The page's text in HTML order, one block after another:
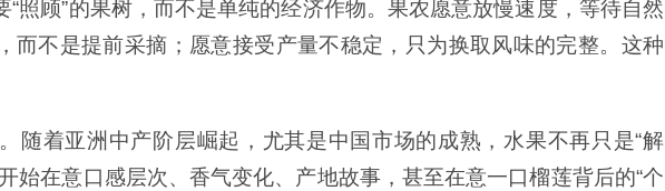
照顾”的果树，而不是单纯的经济作物。果农愿意放慢速度，等待自然
而不是提前采摘；愿意接受产量不稳定，只为换取风味的完整。这种
随着亚洲中产阶层崛起，尤其是中国市场的成熟，水果不再只是“解
始在意口感层次、香气变化、产地故事，甚至在意一口榴莲背后的“个